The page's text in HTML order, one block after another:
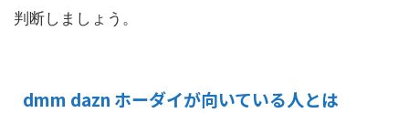
判断しましょう。
dmm dazn ホーダイが向いている人とは